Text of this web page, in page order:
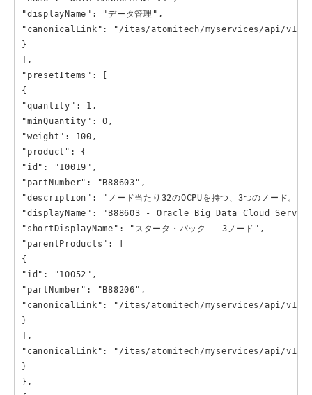
"displayName": "データ管理",
"canonicalLink": "/itas/atomitech/myservices/api/v1/
}
],
"presetItems": [
{
"quantity": 1,
"minQuantity": 0,
"weight": 100,
"product": {
"id": "10019",
"partNumber": "B88603",
"description": "ノード当たり32のOCPUを持つ、3つのノー
"displayName": "B88603 - Oracle Big Data Cloud Service -
"shortDisplayName": "スタータ・パック - 3ノード",
"parentProducts": [
{
"id": "10052",
"partNumber": "B88206",
"canonicalLink": "/itas/atomitech/myservices/api/v1/
}
],
"canonicalLink": "/itas/atomitech/myservices/api/v1/
}
},